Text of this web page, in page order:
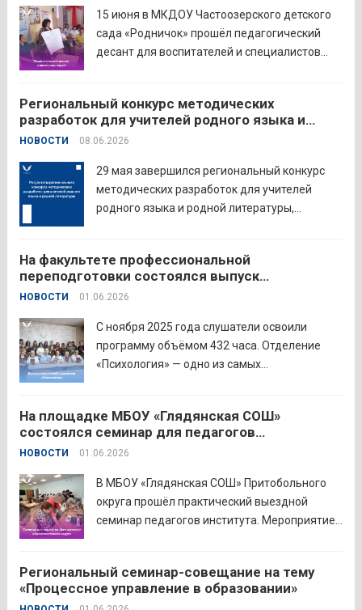
Отечественной войны. Просим на страницах
школ в...
15 июня в МКДОУ Частоозерского детского
сада «Родничок» прошёл педагогический
десант для воспитателей и специалистов
педагогов восточного округа для повышения
профессиональных компетенций и
знакомства с актуальными подходами к
работе с детьми....
Региональный конкурс методических
разработок для учителей родного языка и
родной литературы
НОВОСТИ 08.06.2026
29 мая завершился региональный конкурс
методических разработок для учителей
родного языка и родной литературы,
инновационными подходами в
преподавании родного языка и родной
литературы. Цели конкурса: — выявление и
распространение передового
педагогического...
Читать дальше
На факультете профессиональной
переподготовки состоялся выпуск
слушателей отделения «Психология»
НОВОСТИ 01.06.2026
С ноября 2025 года слушатели освоили
программу объёмом 432 часа. Отделение
«Психология» — одно из самых
квалифицированных педагогов-психологов в
общеобразовательных организациях. Все
выпускники успешно прошли итоговую
аттестацию в форме экзамена и получили
Читать дальше
На площадке МБОУ «Глядянская СОШ»
состоялся семинар для педагогов
Центрального образовательного округа
НОВОСТИ 01.06.2026
В МБОУ «Глядянская СОШ» Притобольного
округа прошёл практический выездной
семинар педагогов института. Мероприятие
делегата. Открывая встречу, заместитель
руководителя Управления образования
Региональный семинар-совещание на тему
«Процессное управление в образовании»